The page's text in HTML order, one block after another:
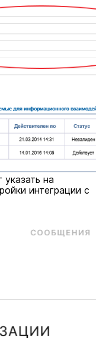
на
интеграции с